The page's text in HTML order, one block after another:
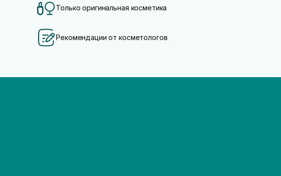
Только оригинальная косметика
Рекомендации от косметологов